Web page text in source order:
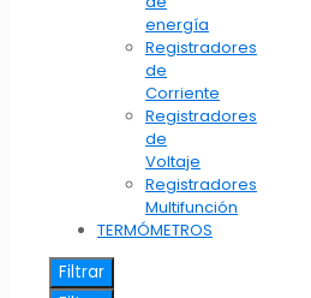
energía
Registradores
de
Corriente
Registradores
de
Voltaje
Registradores
Multifunción
TERMÓMETROS
Filtrar